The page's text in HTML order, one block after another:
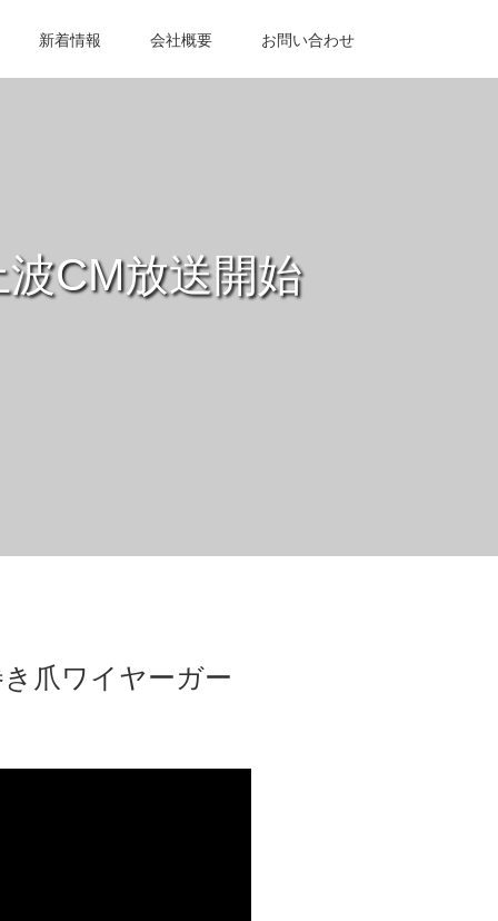
新着情報 会社概要 お問い合わせ
CM放送開始
爪ワイヤーガー